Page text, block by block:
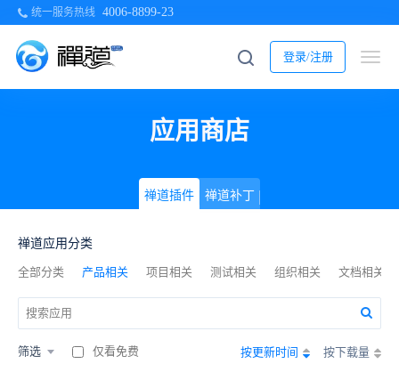
统一服务热线 4006-8899-23
登录/注册
应用商店
禅道插件 禅道补丁
禅道应用分类
全部分类 产品相关 项目相关 测试相关 组织相关 文档相关
筛选 仅看免费 按更新时间 按下载量